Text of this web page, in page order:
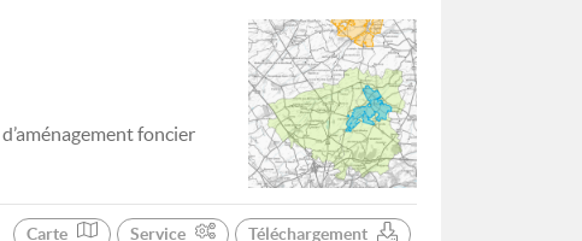
foncier
Carte Service Téléchargement